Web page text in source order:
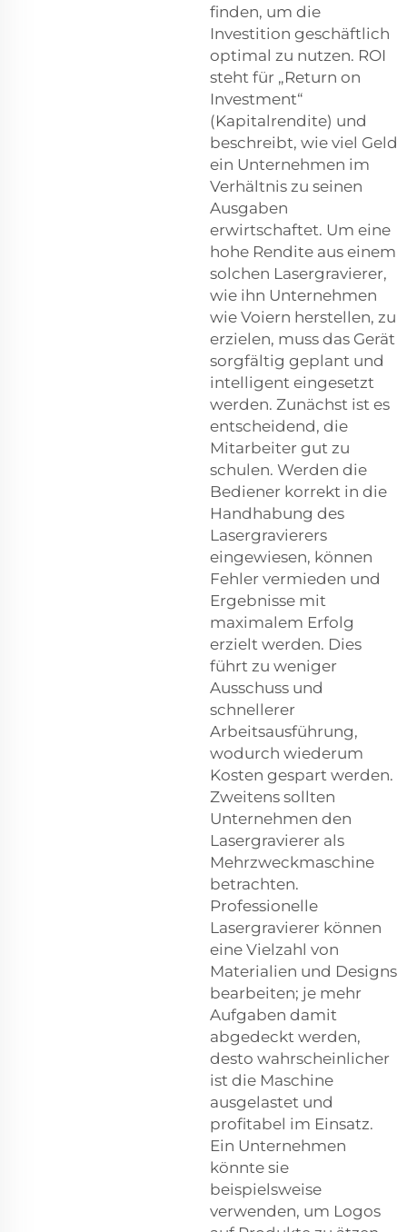
finden, um die
Investition geschäftlich
optimal zu nutzen. ROI
steht für „Return on
Investment“
(Kapitalrendite) und
beschreibt, wie viel Geld
ein Unternehmen im
Verhältnis zu seinen
Ausgaben
erwirtschaftet. Um eine
hohe Rendite aus einem
solchen Lasergravierer,
wie ihn Unternehmen
wie Voiern herstellen, zu
erzielen, muss das Gerät
sorgfältig geplant und
intelligent eingesetzt
werden. Zunächst ist es
entscheidend, die
Mitarbeiter gut zu
schulen. Werden die
Bediener korrekt in die
Handhabung des
Lasergravierers
eingewiesen, können
Fehler vermieden und
Ergebnisse mit
maximalem Erfolg
erzielt werden. Dies
führt zu weniger
Ausschuss und
schnellerer
Arbeitsausführung,
wodurch wiederum
Kosten gespart werden.
Zweitens sollten
Unternehmen den
Lasergravierer als
Mehrzweckmaschine
betrachten.
Professionelle
Lasergravierer können
eine Vielzahl von
Materialien und Designs
bearbeiten; je mehr
Aufgaben damit
abgedeckt werden,
desto wahrscheinlicher
ist die Maschine
ausgelastet und
profitabel im Einsatz.
Ein Unternehmen
könnte sie
beispielsweise
verwenden, um Logos